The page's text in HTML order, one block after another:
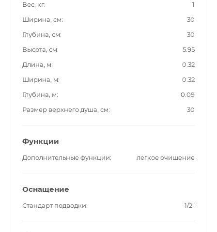
Вес, кг
1
Ширина, см
30
Глубина, см
30
Высота, см
5.95
Длина, м
0.32
Ширина, м
0.32
Глубина, м
0.09
Размер верхнего душа, см
30
Функции
Дополнительные функции легкое очищение
Оснащение
Стандарт подводки 1/2"